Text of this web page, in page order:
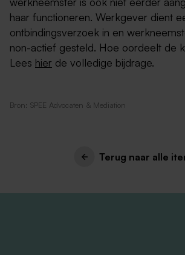
haar functioneren. Werkgever dient
ontbindingsverzoek in en
non-actief gesteld. Hoe oordeelt de
Lees hier de volledige bijdrage.
Bron: SPEE Advocaten & Mediation
Terug naar alle